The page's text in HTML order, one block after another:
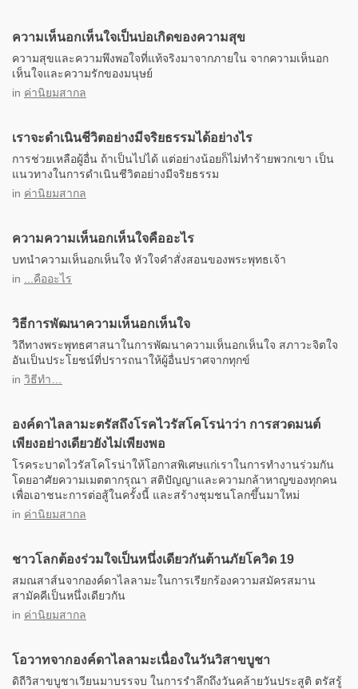
ความเห็นอกเห็นใจเป็นบ่อเกิดของความสุข
ความสุขและความพึงพอใจที่แท้จริงมาจากภายใน จากความเห็นอก
เห็นใจและความรักของมนุษย์
in ค่านิยมสากล
เราจะดำเนินชีวิตอย่างมีจริยธรรมได้อย่างไร
การช่วยเหลือผู้อื่น ถ้าเป็นไปได้ แต่อย่างน้อยก็ไม่ทำร้ายพวกเขา เป็น
แนวทางในการดำเนินชีวิตอย่างมีจริยธรรม
in ค่านิยมสากล
ความความเห็นอกเห็นใจคืออะไร
บทนำความเห็นอกเห็นใจ หัวใจคำสั่งสอนของพระพุทธเจ้า
in
...คืออะไร
วิธีการพัฒนาความเห็นอกเห็นใจ
วิถีทางพระพุทธศาสนาในการพัฒนาความเห็นอกเห็นใจ สภาวะจิตใจ
อันเป็นประโยชน์ที่ปรารถนาให้ผู้อื่นปราศจากทุกข์
in วิธีทำ…
องค์ดาไลลามะตรัสถึงโรคไวรัสโคโรน่าว่า การสวดมนต์
เพียงอย่างเดียวยังไม่เพียงพอ
โรคระบาดไวรัสโคโรน่าให้โอกาสพิเศษแก่เราในการทำงานร่วมกัน
โดยอาศัยความเมตตากรุณา สติปัญญาและความกล้าหาญของทุกคน
เพื่อเอาชนะการต่อสู้ในครั้งนี้ และสร้างชุมชนโลกขึ้นมาใหม่
in ค่านิยมสากล
ชาวโลกต้องร่วมใจเป็นหนึ่งเดียวกันต้านภัยโควิด 19
สมณสาส์นจากองค์ดาไลลามะในการเรียกร้องความสมัครสมาน
สามัคคีเป็นหนึ่งเดียวกัน
in ค่านิยมสากล
โอวาทจากองค์ดาไลลามะเนื่องในวันวิสาขบูชา
ดิถีวิสาขบูชาเวียนมาบรรจบ ในการรำลึกถึงวันคล้ายวันประสูติ ตรัสรู้